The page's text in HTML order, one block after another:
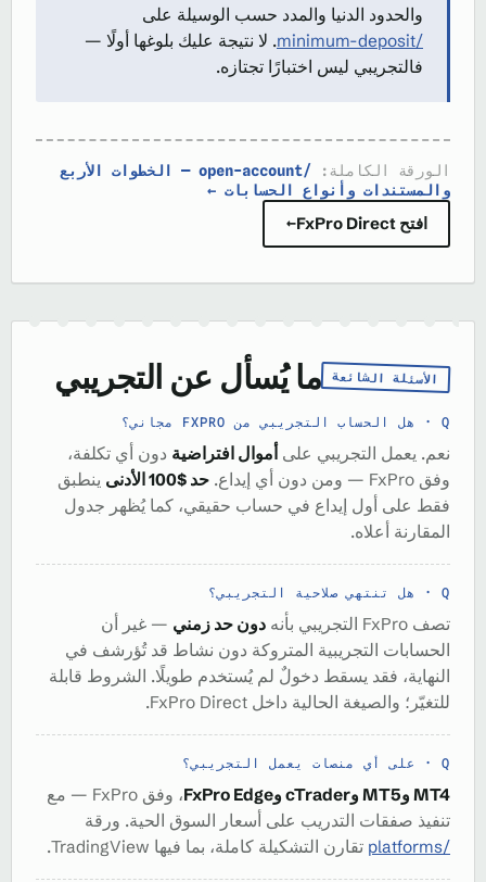
والحدود الدنيا والمدد حسب الوسيلة على
/minimum-deposit
. لا نتيجة عليك بلوغها أولًا —
فالتجريبي ليس اختبارًا تجتازه.
الورقة الكاملة:
/open-account — الخطوات الأربع
والمستندات وأنواع الحسابات ←
افتح FxPro Direct →
الأسئلة الشائعة ما يُسأل عن التجريبي
هل الحساب التجريبي من FXPRO مجاني؟
نعم. يعمل التجريبي على أموال افتراضية دون أي تكلفة،
وفق FxPro — ومن دون أي إيداع.
حد $100 الأدنى
ينطبق
فقط على أول إيداع في حساب حقيقي، كما يُظهر جدول
المقارنة أعلاه.
هل تنتهي صلاحية التجريبي؟
تصف FxPro التجريبي بأنه دون حد زمني — غير أن
الحسابات التجريبية المتروكة دون نشاط قد تُؤرشف في
النهاية، فقد يسقط دخولٌ لم يُستخدم طويلًا. الشروط قابلة
للتغيّر؛ والصيغة الحالية داخل FxPro Direct.
على أي منصات يعمل التجريبي؟
MT4 وMT5 وcTrader وFxPro Edge
، وفق FxPro — مع
تنفيذ صفقات التدريب على أسعار السوق الحية. ورقة
/platforms
تقارن التشكيلة كاملة، بما فيها TradingView.